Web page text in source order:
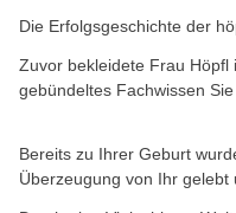
Die Erfolgsgeschichte der
Zuvor bekleidete Frau Höpfl
gebündeltes Fachwissen
Bereits zu Ihrer Geburt
Überzeugung von Ihr gelebt